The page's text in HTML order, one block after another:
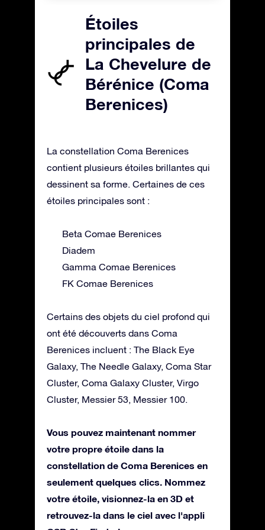
Étoiles
principales de
La Chevelure de
Bérénice (Coma
Berenices)
La constellation Coma Berenices
contient plusieurs étoiles brillantes qui
dessinent sa forme. Certaines de ces
étoiles principales sont :
Beta Comae Berenices
Diadem
Gamma Comae Berenices
FK Comae Berenices
Certains des objets du ciel profond qui
ont été découverts dans Coma
Berenices incluent : The Black Eye
Galaxy, The Needle Galaxy, Coma Star
Cluster, Coma Galaxy Cluster, Virgo
Cluster, Messier 53, Messier 100.
Vous pouvez maintenant nommer
votre propre étoile dans la
constellation de Coma Berenices en
seulement quelques clics. Nommez
votre étoile, visionnez-la en 3D et
retrouvez-la dans le ciel avec l'appli